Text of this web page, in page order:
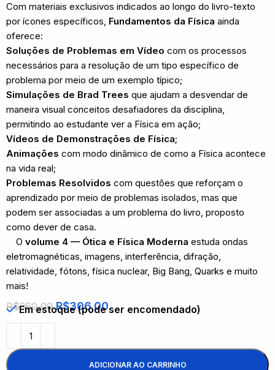
Com materiais exclusivos indicados ao longo do livro-texto
por ícones específicos, Fundamentos da Física ainda
oferece:
Soluções de Problemas em Vídeo com os processos
necessários para a resolução de um tipo específico de
problema por meio de um exemplo típico;
Simulações de Brad Trees que ajudam a desvendar de
maneira visual conceitos desafiadores da disciplina,
permitindo ao estudante ver a Física em ação;
Vídeos de Demonstrações de Física;
Animações com modo dinâmico de como a Física acontece
na vida real;
Problemas Resolvidos com questões que reforçam o
aprendizado por meio de problemas isolados, mas que
podem ser associadas a um problema do livro, proposto
como dever de casa.
O volume 4 — Ótica e Física Moderna estuda ondas
eletromagnéticas, imagens, interferência, difração,
relatividade, fótons, física nuclear, Big Bang, Quarks e muito
mais!
R$360,00 R$306,00
Em estoque (pode ser encomendado)
ADICIONAR AO CARRINHO